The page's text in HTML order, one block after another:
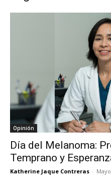
Opinión
Día del Melanoma:
Temprano y
Katherine Jaque Contreras -